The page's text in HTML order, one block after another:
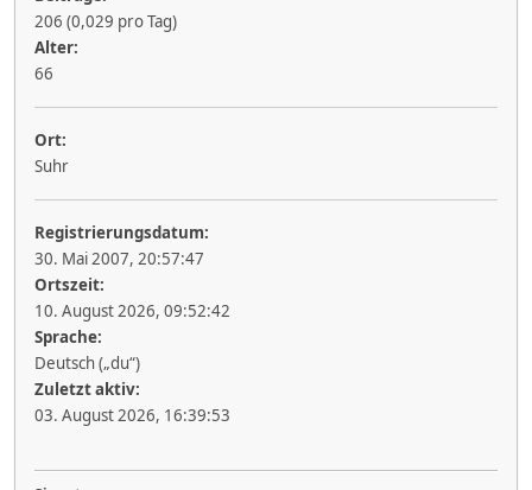
206 (0,029 pro Tag)
Alter:
66
Ort:
Suhr
Registrierungsdatum:
30. Mai 2007, 20:57:47
Ortszeit:
10. August 2026, 09:52:42
Sprache:
Deutsch („du“)
Zuletzt aktiv:
03. August 2026, 16:39:53